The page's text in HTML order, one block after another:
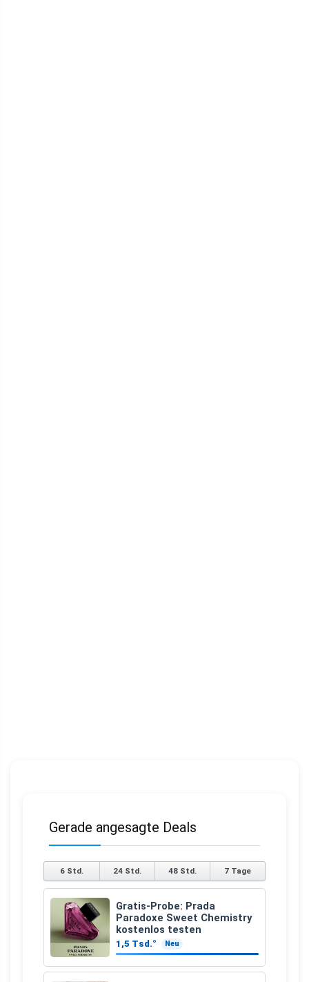
Gerade angesagte Deals
6 Std. 24 Std. 48 Std. 7 Tage
Gratis-Probe: Prada
Paradoxe Sweet Chemistry
kostenlos testen
1,5 Tsd.° Neu